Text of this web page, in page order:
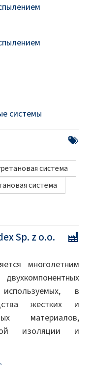
системы
система
система
Sp. z o.o.
многолетним
в
жестких и
материалов,
изоляции и